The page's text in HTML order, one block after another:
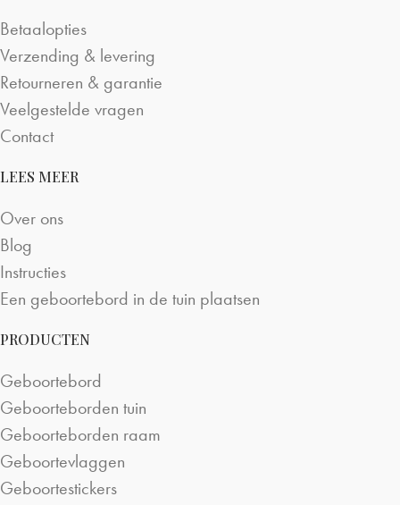
Betaalopties
Verzending & levering
Retourneren & garantie
Veelgestelde vragen
Contact
LEES MEER
Over ons
Blog
Instructies
Een geboortebord in de tuin plaatsen
PRODUCTEN
Geboortebord
Geboorteborden tuin
Geboorteborden raam
Geboortevlaggen
Geboortestickers